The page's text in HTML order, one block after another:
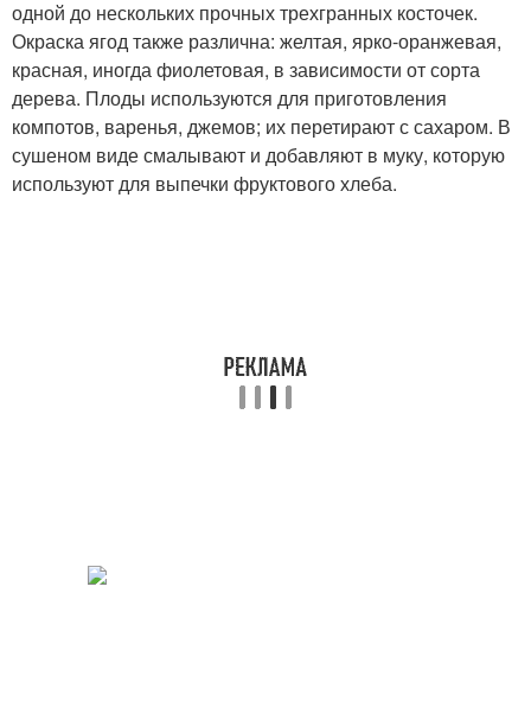
одной до нескольких прочных трехгранных косточек.
Окраска ягод также различна: желтая, ярко-оранжевая,
красная, иногда фиолетовая, в зависимости от сорта
дерева. Плоды используются для приготовления
компотов, варенья, джемов; их перетирают с сахаром. В
сушеном виде смалывают и добавляют в муку, которую
используют для выпечки фруктового хлеба.